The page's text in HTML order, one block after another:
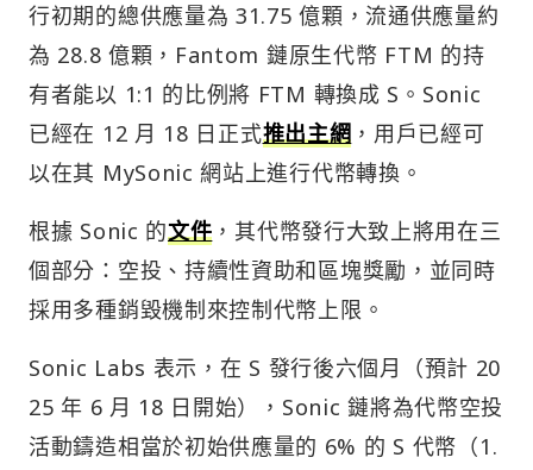
行初期的總供應量為 31.75 億顆，流通供應量約
為 28.8 億顆，Fantom 鏈原生代幣 FTM 的持
有者能以 1:1 的比例將 FTM 轉換成 S。Sonic
已經在 12 月 18 日正式推出主網 ，用戶已經可
以在其 MySonic 網站上進行代幣轉換。
根據 Sonic 的文件 ，其代幣發行大致上將用在三
個部分：空投、持續性資助和區塊獎勵，並同時
採用多種銷毀機制來控制代幣上限。
Sonic Labs 表示，在 S 發行後六個月（預計 20
25 年 6 月 18 日開始），Sonic 鏈將為代幣空投
活動鑄造相當於初始供應量的 6% 的 S 代幣（1.